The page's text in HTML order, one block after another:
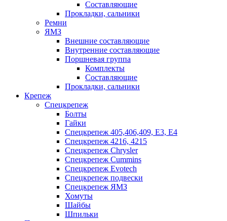
Составляющие
Прокладки, сальники
Ремни
ЯМЗ
Внешние составляющие
Внутренние составляющие
Поршневая группа
Комплекты
Составляющие
Прокладки, сальники
Крепеж
Спецкрепеж
Болты
Гайки
Спецкрепеж 405,406,409, Е3, Е4
Спецкрепеж 4216, 4215
Спецкрепеж Chrysler
Спецкрепеж Cummins
Спецкрепеж Evotech
Спецкрепеж подвески
Спецкрепеж ЯМЗ
Хомуты
Шайбы
Шпильки